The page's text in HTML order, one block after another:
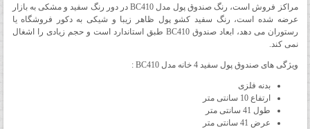
مراکز فروش است، رنگ صندوق پول مدل BC410 در دور رنگ سفید و مشکی به بازار
عرضه شده است، رنگ سفید کشو پول ظاهر زیبا و شیکی به دکور فروشگاه یا
رستوران می دهد، ابعاد صندوق BC410 طبق استاندارد است و حجم زیادی را اشغال
نمی کند.
ویژگی های صندوق پول سفید 4 خانه مدل BC410 :
بدنه فلزی
ارتفاع 10 سانتی متر
طول 41 سانتی متر
عرض 41 سانتی متر